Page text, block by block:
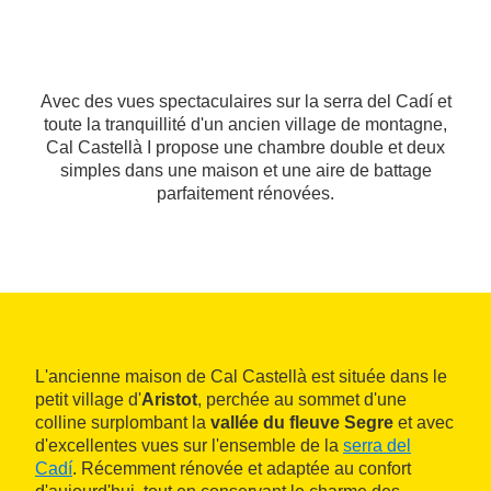
Avec des vues spectaculaires sur la serra del Cadí et
toute la tranquillité d'un ancien village de montagne,
Cal Castellà I propose une chambre double et deux
simples dans une maison et une aire de battage
parfaitement rénovées.
L'ancienne maison de Cal Castellà est située dans le
petit village d'Aristot, perchée au sommet d'une
colline surplombant la vallée du fleuve Segre et avec
d'excellentes vues sur l'ensemble de la serra del
Cadí. Récemment rénovée et adaptée au confort